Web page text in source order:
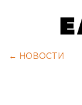
← НОВОСТИ